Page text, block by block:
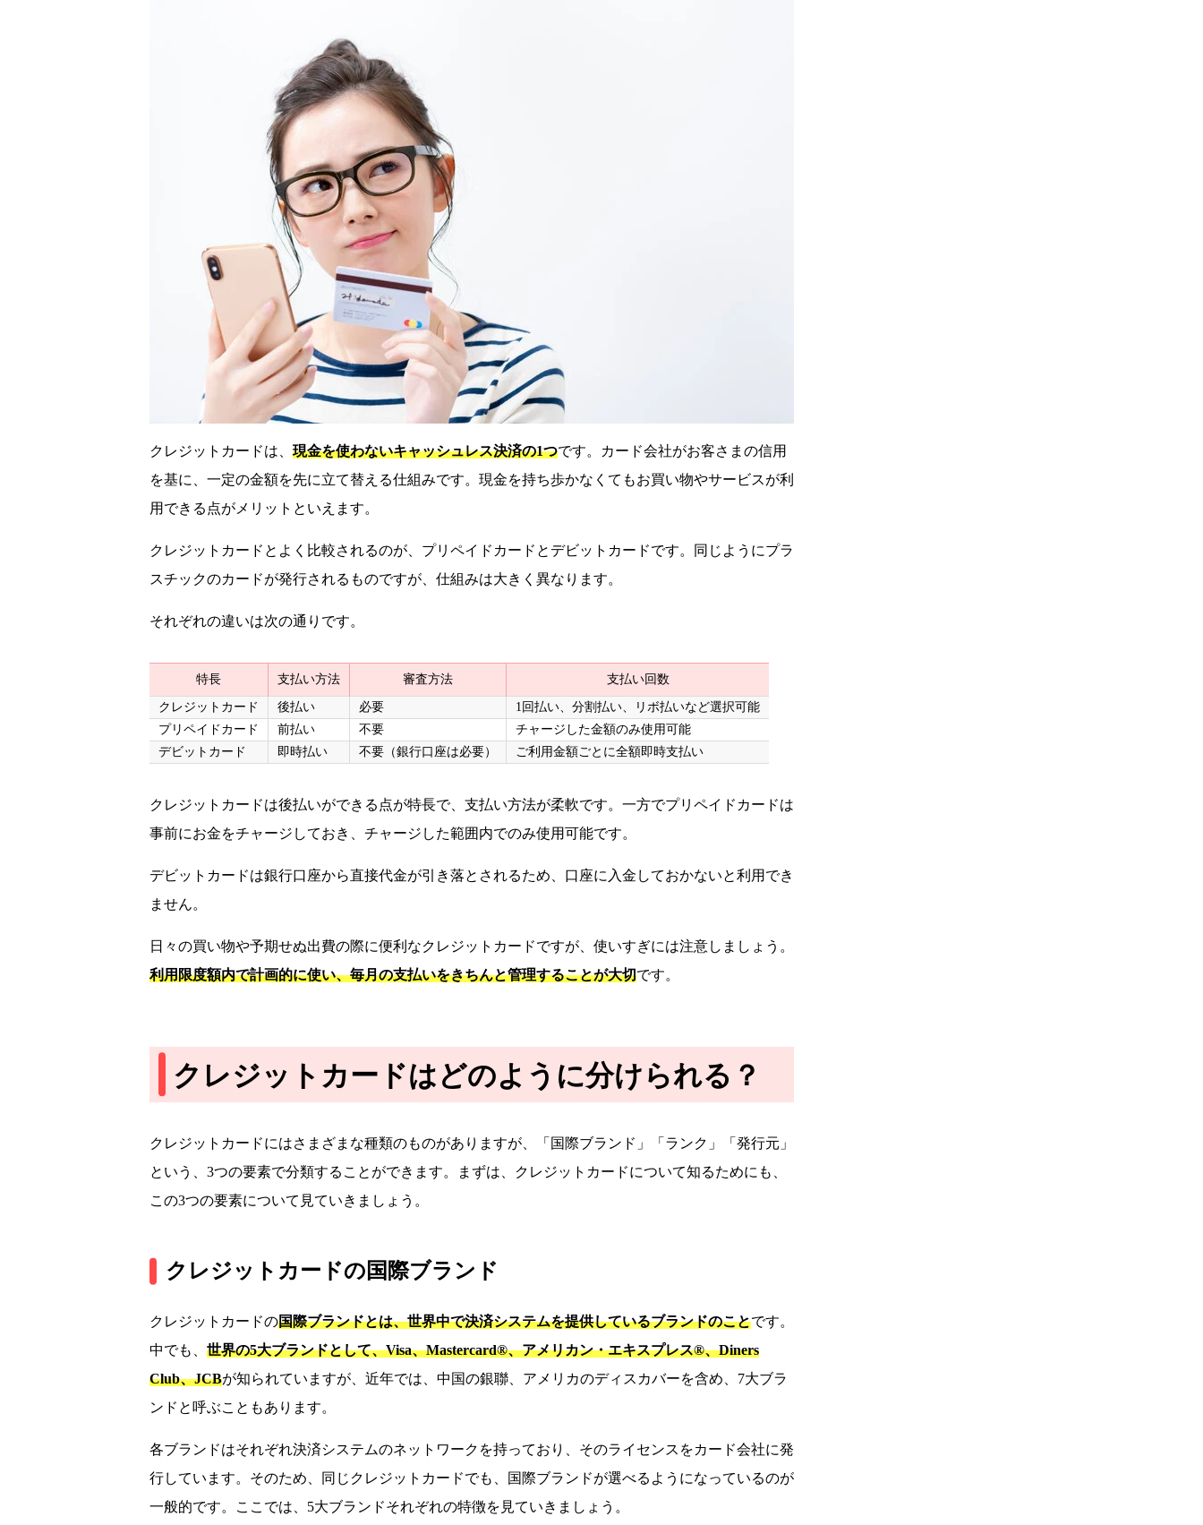
クレジットカードは、 現金を使わないキャッシュレス決済の1つです。カード会社がお客さまの信用
を基に、一定の金額を先に立て替える仕組みです。現金を持ち歩かなくてもお買い物やサービスが利
用できる点がメリットといえます。
クレジットカードとよく比較されるのが、プリペイドカードとデビットカードです。同じようにプラ
スチックのカードが発行されるものですが、仕組みは大きく異なります。
それぞれの違いは次の通りです。
特長 支払い方法 審査方法 支払い回数
クレジットカード 後払い 必要
1回払い、分割払い、リボ払いなど選択可能
プリペイドカード
前払い 不要
チャージした金額のみ使用可能
デビットカード
即時払い 不要（銀行口座は必要） ご利用金額ごとに全額即時支払い
クレジットカードは後払いができる点が特長で、支払い方法が柔軟です。一方でプリペイドカードは
事前にお金をチャージしておき、チャージした範囲内でのみ使用可能です。
デビットカードは銀行口座から直接代金が引き落とされるため、口座に入金しておかないと利用でき
ません。
日々の買い物や予期せぬ出費の際に便利なクレジットカードですが、使いすぎには注意しましょう。
利用限度額内で計画的に使い、毎月の支払いをきちんと管理することが大切です。
クレジットカードはどのように分けられる？
クレジットカードにはさまざまな種類のものがありますが、「国際ブランド」「ランク」「発行元」
という、3つの要素で分類することができます。まずは、クレジットカードについて知るためにも、
この3つの要素について見ていきましょう。
クレジットカードの国際ブランド
クレジットカードの国際ブランドとは、世界中で決済システムを提供しているブランドのことです。
中でも、 世界の5大ブランドとして、Visa、Mastercard®、アメリカン・エキスプレス®、Diners
Club、JCBが知られていますが、近年では、中国の銀聯、アメリカのディスカバーを含め、7大ブラ
ンドと呼ぶこともあります。
各ブランドはそれぞれ決済システムのネットワークを持っており、そのライセンスをカード会社に発
行しています。そのため、同じクレジットカードでも、国際ブランドが選べるようになっているのが
一般的です。ここでは、5大ブランドそれぞれの特徴を見ていきましょう。